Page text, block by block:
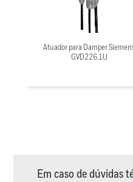
Atuador para Damper
GVD226.1U
Em caso de dúvidas